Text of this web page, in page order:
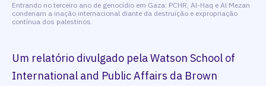
Entrando no terceiro ano de genocídio em Gaza: PCHR, Al-Haq e Al Mezan
condenam a inação internacional diante da destruição e expropriação
contínua dos palestinos.
Um relatório divulgado pela Watson School of
International and Public Affairs da Brown